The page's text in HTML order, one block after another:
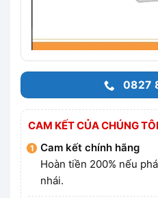
0827
CAM KẾT CỦA CHÚNG TÔI
Cam kết chính hãng
Hoàn tiền 200% nếu
nhái.